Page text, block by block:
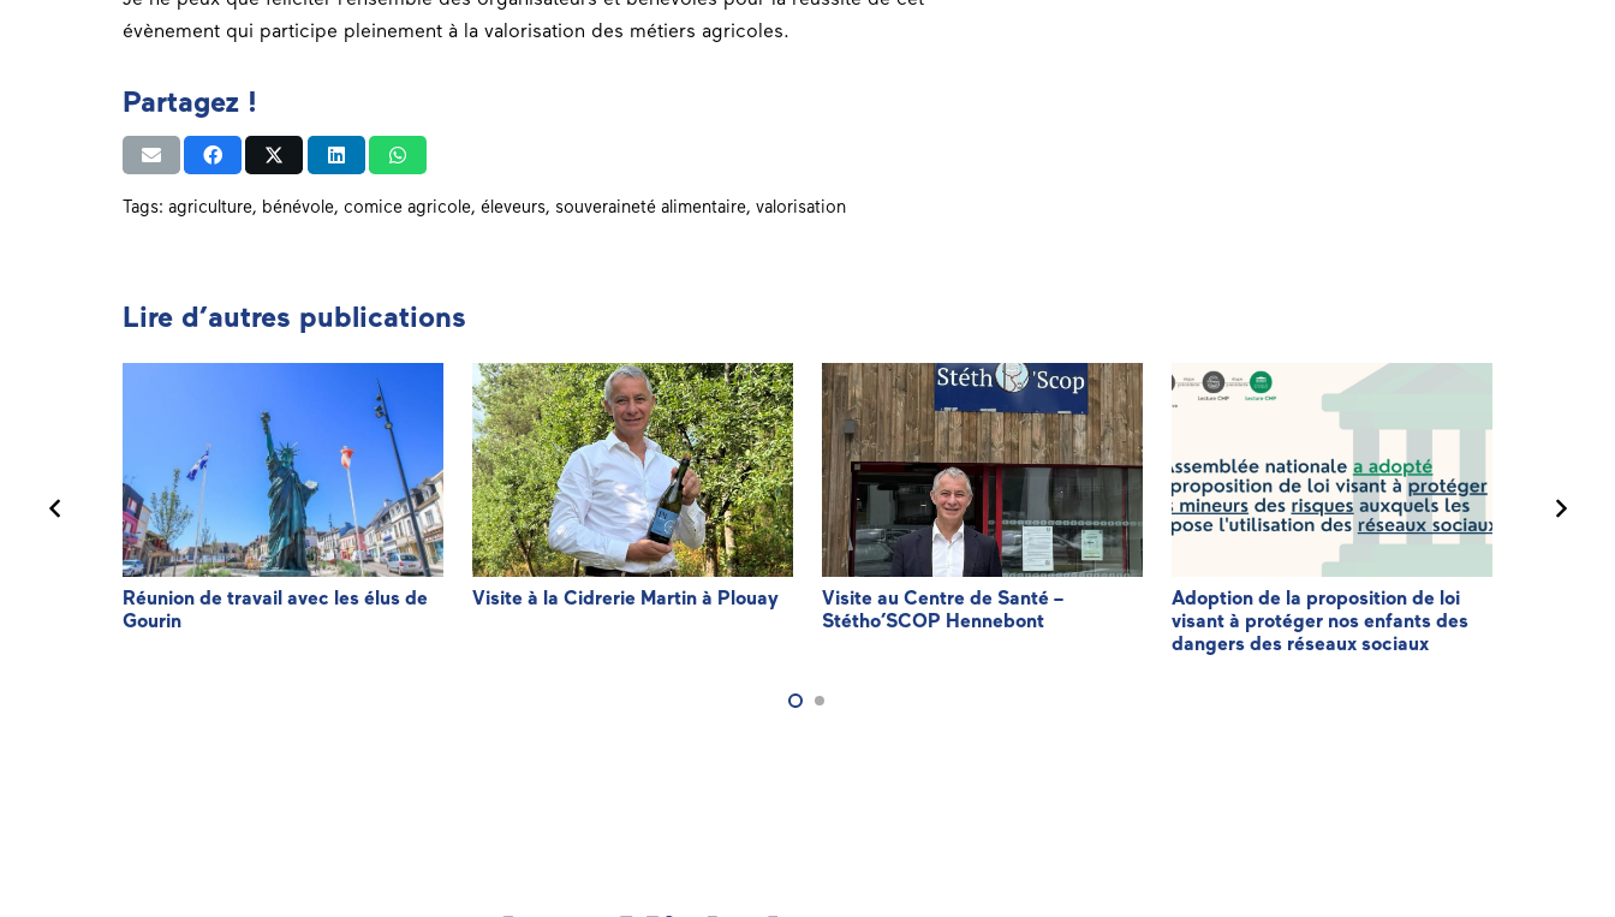
évènement qui participe pleinement à la valorisation des métiers agricoles.
Partagez !
Tags: agriculture, bénévole, comice agricole, éleveurs, souveraineté alimentaire, valorisation
Lire d’autres publications
Réunion de travail avec les élus de
Gourin
Visite à la Cidrerie Martin à Plouay
Visite au Centre de Santé –
Stétho’SCOP Hennebont
Adoption de la proposition de loi
visant à protéger nos enfants des
dangers des réseaux sociaux